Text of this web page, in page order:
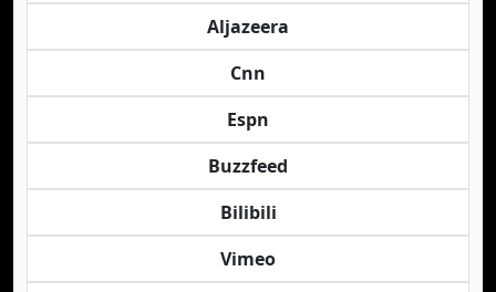
Aljazeera
Cnn
Espn
Buzzfeed
Bilibili
Vimeo